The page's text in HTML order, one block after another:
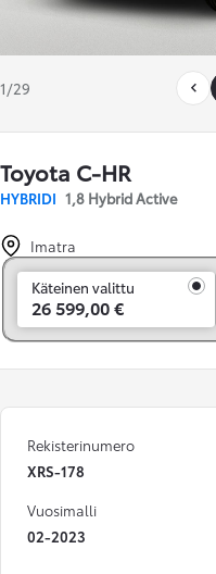
1/29
Toyota C-HR
HYBRIDI 1,8 Hybrid Active
Imatra
Käteinen valittu
26 599,00 €
Rekisterinumero
XRS-178
Vuosimalli
02-2023